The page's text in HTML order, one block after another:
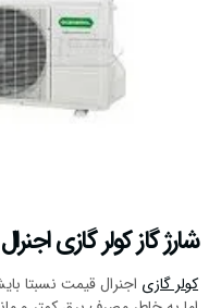
شارژ گاز کولر گازی
کولر گازی اجنرال قیمت نسبتا